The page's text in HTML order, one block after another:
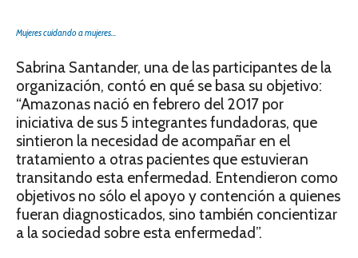
Mujeres cuidando a mujeres…
Sabrina Santander, una de las participantes de la
organización, contó en qué se basa su objetivo:
“Amazonas nació en febrero del 2017 por
iniciativa de sus 5 integrantes fundadoras, que
sintieron la necesidad de acompañar en el
tratamiento a otras pacientes que estuvieran
transitando esta enfermedad. Entendieron como
objetivos no sólo el apoyo y contención a quienes
fueran diagnosticados, sino también concientizar
a la sociedad sobre esta enfermedad”.